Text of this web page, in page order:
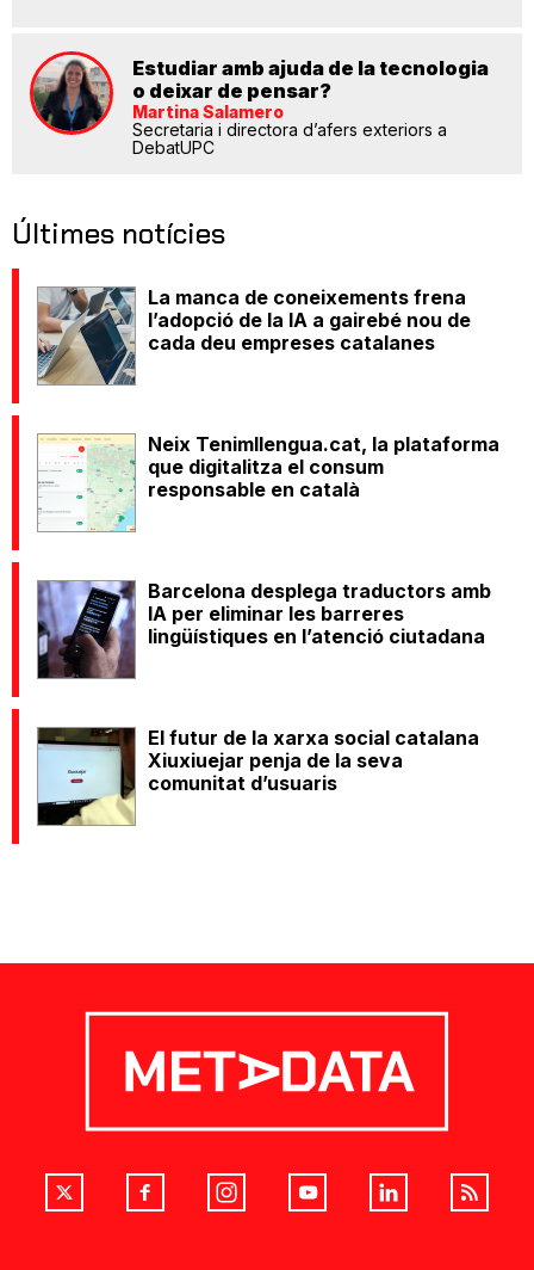
Estudiar amb ajuda de la tecnologia
o deixar de pensar?
Martina Salamero
Secretaria i directora d’afers exteriors a
DebatUPC
Últimes notícies
La manca de coneixements frena
l’adopció de la IA a gairebé nou de
cada deu empreses catalanes
Neix Tenimllengua.cat, la plataforma
que digitalitza el consum
responsable en català
Barcelona desplega traductors amb
IA per eliminar les barreres
lingüístiques en l’atenció ciutadana
El futur de la xarxa social catalana
Xiuxiuejar penja de la seva
comunitat d’usuaris